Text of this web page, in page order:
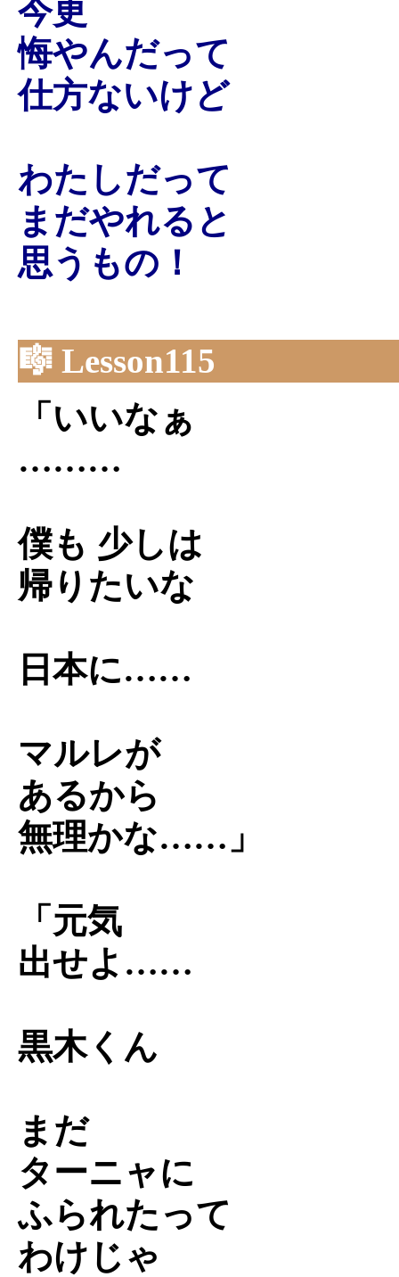
今更
悔やんだって
仕方ないけど
わたしだって
まだやれると
思うもの！
🎼 Lesson115
「いいなぁ
………
僕も 少しは
帰りたいな
日本に……
マルレが
あるから
無理かな……」
「元気
出せよ……
黒木くん
まだ
ターニャに
ふられたって
わけじゃ